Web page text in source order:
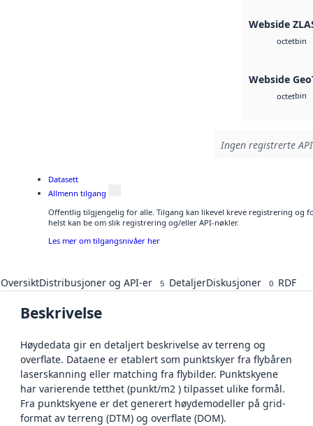
Webside
octetbin
Webside
octetbin
Ingen registrerte
Datasett
Allmenn tilgang
Offentlig tilgjengelig for alle. Tilgang kan likevel kreve registrering og
helst kan be om slik registrering og/eller API-nøkler.
Les mer om tilgangsnivåer her
OversiktDistribusjoner og API-er 5 DetaljerDiskusjoner 0 RDF
Beskrivelse
Høydedata gir en detaljert beskrivelse av terreng og
overflate. Dataene er etablert som punktskyer fra flybåren
laserskanning eller matching fra flybilder. Punktskyene
har varierende tetthet (punkt/m2 ) tilpasset ulike formål.
Fra punktskyene er det generert høydemodeller på grid-
format av terreng (DTM) og overflate (DOM).